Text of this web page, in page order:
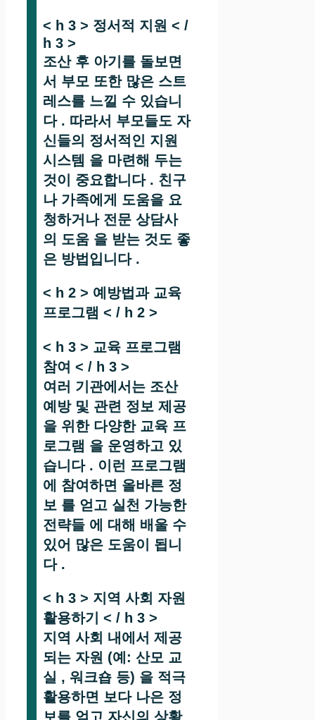
< h 3 > 정서적 지원 < /
h 3 >
조산 후 아기를 돌보면
서 부모 또한 많은 스트
레스를 느낄 수 있습니
다 . 따라서 부모들도 자
신들의 정서적인 지원
시스템 을 마련해 두는
것이 중요합니다 . 친구
나 가족에게 도움을 요
청하거나 전문 상담사
의 도움 을 받는 것도 좋
은 방법입니다 .
< h 2 > 예방법과 교육
프로그램 < / h 2 >
< h 3 > 교육 프로그램
참여 < / h 3 >
여러 기관에서는 조산
예방 및 관련 정보 제공
을 위한 다양한 교육 프
로그램 을 운영하고 있
습니다 . 이런 프로그램
에 참여하면 올바른 정
보 를 얻고 실천 가능한
전략들 에 대해 배울 수
있어 많은 도움이 됩니
다 .
< h 3 > 지역 사회 자원
활용하기 < / h 3 >
지역 사회 내에서 제공
되는 자원 (예: 산모 교
실 , 워크숍 등) 을 적극
활용하면 보다 나은 정
보를 얻고 자신의 상황